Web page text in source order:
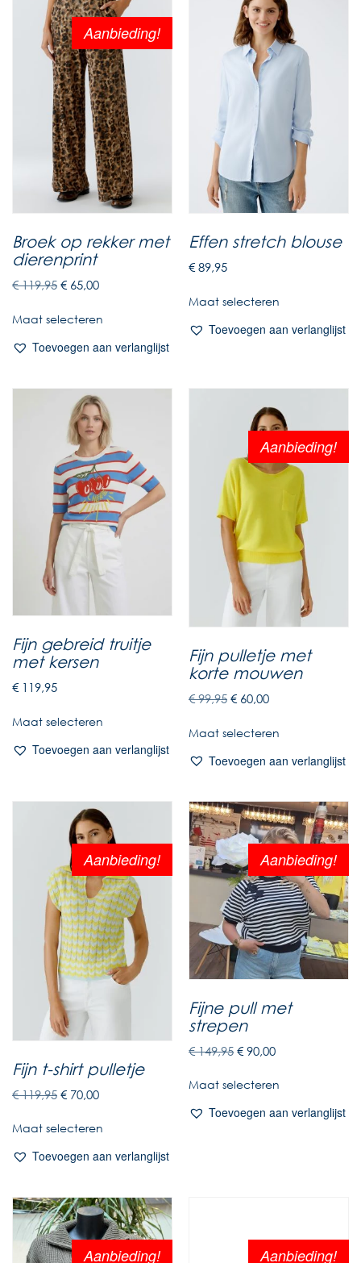
Aanbieding!
Broek op rekker met
dierenprint
€119,95 €65,00
Maat selecteren
Toevoegen aan verlanglijst
Effen stretch blouse
€89,95
Maat selecteren
Toevoegen aan verlanglijst
Fijn gebreid truitje
met kersen
€119,95
Maat selecteren
Toevoegen aan verlanglijst
Aanbieding!
Fijn pulletje met
korte mouwen
€99,95 €60,00
Maat selecteren
Toevoegen aan verlanglijst
Aanbieding!
Fijn t-shirt pulletje
€119,95 € 70,00
Maat selecteren
Toevoegen aan verlanglijst
Aanbieding!
Fijne pull met
strepen
€149,95 € 90,00
Maat selecteren
Toevoegen aan verlanglijst
Aanbieding! Aanbieding!